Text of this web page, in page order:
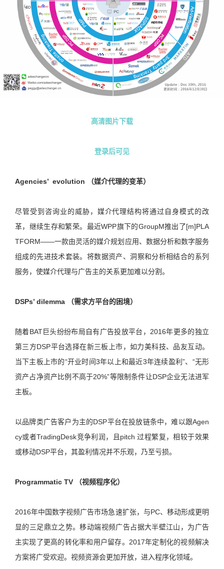
高清图片下载
登录后可见
Agencies’ evolution （媒介代理的变革）
尽管受到咨询业的威胁，媒介代理结构将通过自身模式的改
革，继续生存和繁荣。最近WPP旗下的GroupM推出了[m]PLA
TFORM——一款由灵活的媒介规划应用、数据分析和数字服务
组成的先进技术套装。将数据资产、洞察和分析相结合的系列
服务，使媒介代理与广告主的关系更加难以分割。
DSPs’ dilemma （需求方平台的困境）
随着BAT巨头纷纷布局自有广告投放平台，2016年更多的独立
第三方DSP平台选择在新三板上市，如力美科技、品友互动。
当下主板上市的“开业时间3年以上和最近3年连续盈利”、“无形
资产占净资产比例不高于20%”等限制条件让DSP企业无法进军
主板。
以品牌类广告客户为主的DSP平台在投放链条中，难以跟Agen
cy或者TradingDesk竞争利润，且pitch 过程繁复，相较于效果
或移动DSP平台，其盈利情况并不乐观，乃至亏损。
Programmatic TV （视频程序化）
2016年中国数字视频广告市场急速扩张，与PC、移动形成更明
显的三足鼎立之势。移动端视频广告占据大半壁江山，为广告
主实现了更高的转化率和用户留存。2017年定制化的视频解决
方案将广受欢迎。视频资源会更加开放，进入程序化领域。